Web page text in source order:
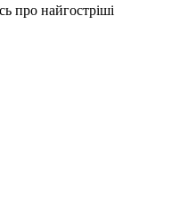
про найгостріші